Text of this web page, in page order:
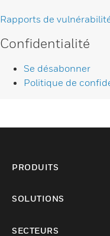
Rapports de
Confidentialité
Se désabonner
Politique de
PRODUITS
SOLUTIONS
SECTEURS